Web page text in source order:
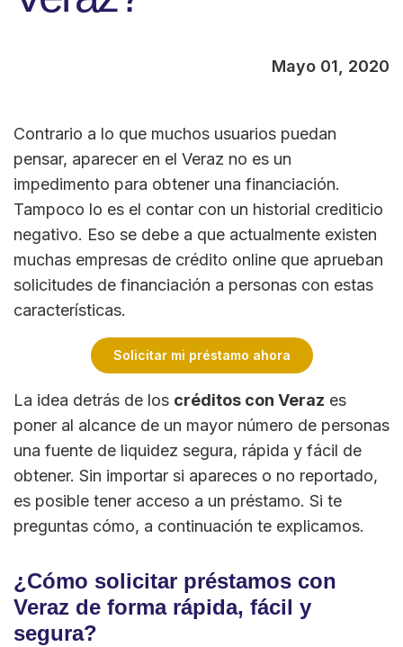
Mayo 01, 2020
Contrario a lo que muchos usuarios puedan
pensar, aparecer en el Veraz no es un
impedimento para obtener una financiación.
Tampoco lo es el contar con un historial crediticio
negativo. Eso se debe a que actualmente existen
muchas empresas de crédito online que aprueban
solicitudes de financiación a personas con estas
características.
Solicitar mi préstamo ahora
La idea detrás de los créditos con Veraz es
poner al alcance de un mayor número de personas
una fuente de liquidez segura, rápida y fácil de
obtener. Sin importar si apareces o no reportado,
es posible tener acceso a un préstamo. Si te
preguntas cómo, a continuación te explicamos.
¿Cómo solicitar préstamos con
Veraz de forma rápida, fácil y
segura?